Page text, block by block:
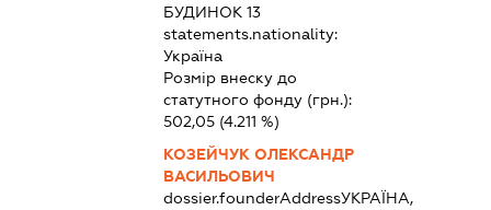
БУДИНОК 13
statements.nationality:
Україна
Розмір внеску до
статутного фонду (грн.):
502,05(4.211 %)
КОЗЕЙЧУК ОЛЕКСАНДР
ВАСИЛЬОВИЧ
dossier.founderAddressУКРАЇНА,